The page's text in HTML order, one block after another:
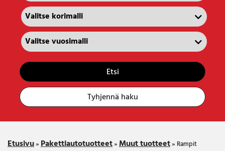
Tyhjennä haku
Etsi
Etusivu»Pakettiautotuotteet»Muut tuotteet» Rampit